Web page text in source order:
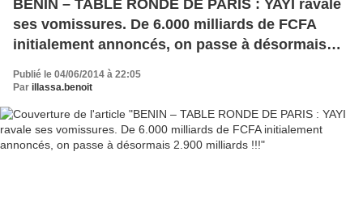
BENIN – TABLE RONDE DE PARIS : YAYI ravale
ses vomissures. De 6.000 milliards de FCFA
initialement annoncés, on passe à désormais
2.900 milliards !!!
Publié le 04/06/2014 à 22:05
Par illassa.benoit